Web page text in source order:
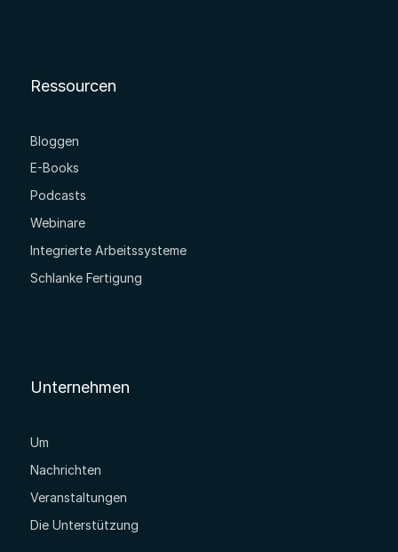
Ressourcen
Bloggen
E-Books
Podcasts
Webinare
Integrierte Arbeitssysteme
Schlanke Fertigung
Unternehmen
Um
Nachrichten
Veranstaltungen
Die Unterstützung